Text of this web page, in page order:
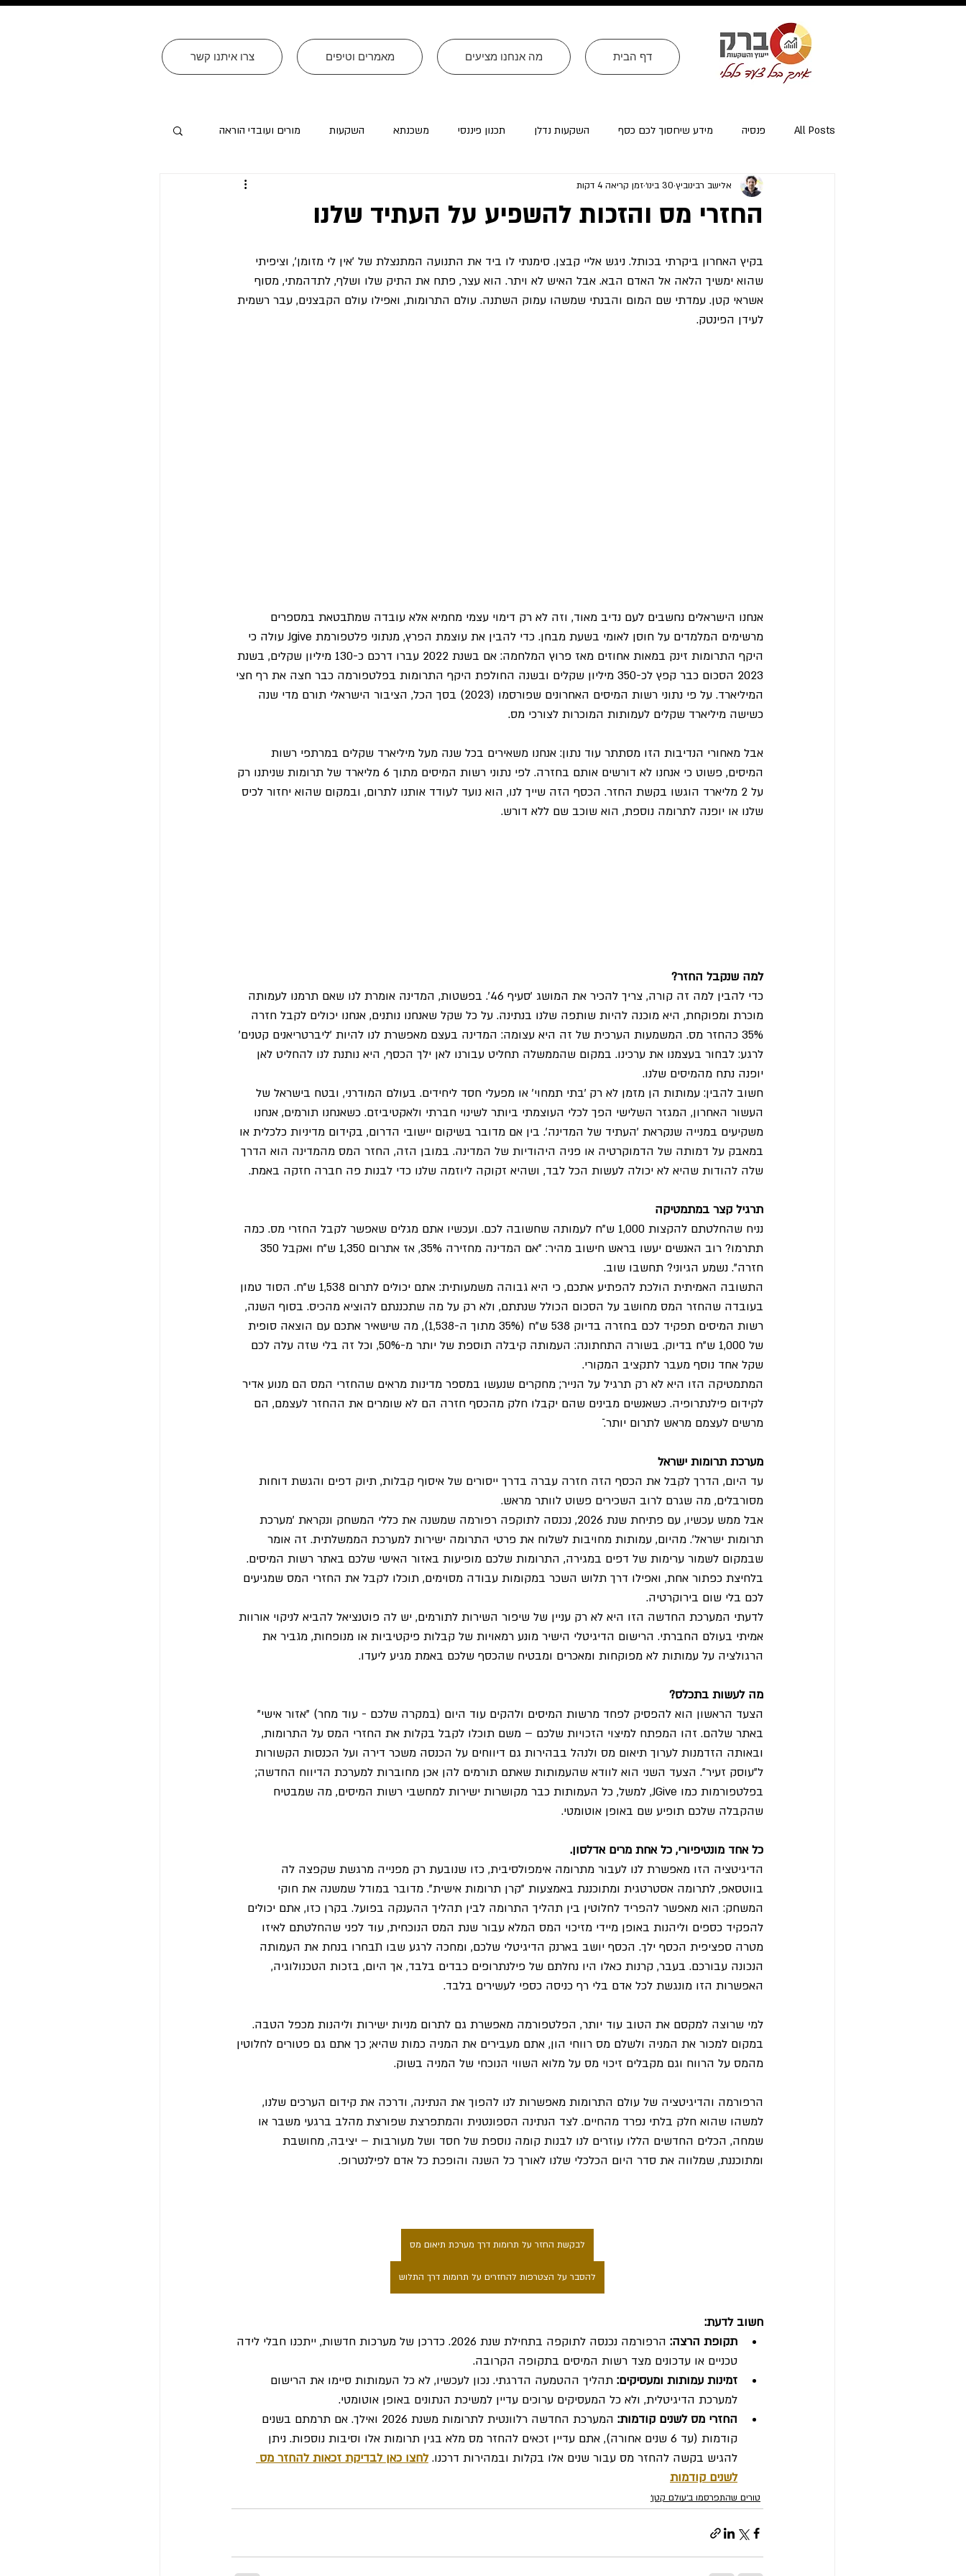
צרו איתנו קשר מאמרים וטיפים מה אנחנו מציעים דף הבית
All Posts פנסיה מידע שיחסוך לכם כסף השקעות נדלן תכנון פיננסי משכנתא השקעות מורים ועובדי הוראה
ייעוץ פרישה ומיסוי פרישה אזרחי ארה״ב עסקים
החזרי מס והזכות להשפיע על העתיד שלנו
אלישב רבינוביץ 30 בינו׳ זמן קריאה 4 דקות
בקיץ האחרון ביקרתי בכותל. ניגש אליי קבצן. סימנתי לו ביד את התנועה המתנצלת של 'אין לי מזומן', וציפיתי
שהוא ימשיך הלאה אל האדם הבא. אבל האיש לא ויתר. הוא עצר, פתח את התיק שלו ושלף, לתדהמתי, מסוף
אשראי קטן. עמדתי שם המום והבנתי שמשהו עמוק השתנה. עולם התרומות, ואפילו עולם הקבצנים, עבר רשמית
לעידן הפינטק.
אנחנו הישראלים נחשבים לעם נדיב מאוד, וזה לא רק דימוי עצמי מחמיא אלא עובדה שמתבטאת במספרים
מרשימים המלמדים על חוסן לאומי בשעת מבחן. כדי להבין את עוצמת הפרץ, מנתוני פלטפורמת Jgive עולה כי
היקף התרומות זינק במאות אחוזים מאז פרוץ המלחמה: אם בשנת 2022 עברו דרכם כ-130 מיליון שקלים, בשנת
2023 הסכום כבר קפץ לכ-350 מיליון שקלים ובשנה החולפת היקף התרומות בפלטפורמה כבר חצה את רף חצי
המיליארד. על פי נתוני רשות המיסים האחרונים שפורסמו (2023) בסך הכל, הציבור הישראלי תורם מדי שנה
כשישה מיליארד שקלים לעמותות המוכרות לצורכי מס.
אבל מאחורי הנדיבות הזו מסתתר עוד נתון: אנחנו משאירים בכל שנה מעל מיליארד שקלים במרתפי רשות
המיסים, פשוט כי אנחנו לא דורשים אותם בחזרה. לפי נתוני רשות המיסים מתוך 6 מליארד של תרומות שניתנו רק
על 2 מליארד הוגשו בקשת החזר. הכסף הזה שייך לנו, הוא נועד לעודד אותנו לתרום, ובמקום שהוא יחזור לכיס
שלנו או יופנה לתרומה נוספת, הוא שוכב שם ללא דורש.
למה שנקבל החזר?
כדי להבין למה זה קורה, צריך להכיר את המושג 'סעיף 46'. בפשטות, המדינה אומרת לנו שאם תרמנו לעמותה
מוכרת ומפוקחת, היא מוכנה להיות שותפה שלנו בנתינה. על כל שקל שאנחנו נותנים, אנחנו יכולים לקבל חזרה
35% כהחזר מס. המשמעות הערכית של זה היא עצומה: המדינה בעצם מאפשרת לנו להיות ׳ליברטריאנים קטנים׳
לרגע: לבחור בעצמנו את ערכינו. במקום שהממשלה תחליט עבורנו לאן ילך הכסף, היא נותנת לנו להחליט לאן
יופנה נתח מהמיסים שלנו.
חשוב להבין: עמותות הן מזמן לא רק 'בתי תמחוי' או מפעלי חסד ליחידים. בעולם המודרני, ובטח בישראל של
העשור האחרון, המגזר השלישי הפך לכלי העוצמתי ביותר לשינוי חברתי ולאקטיביזם. כשאנחנו תורמים, אנחנו
משקיעים במנייה שנקראת 'העתיד של המדינה'. בין אם מדובר בשיקום יישובי הדרום, בקידום מדיניות כלכלית או
במאבק על דמותה של הדמוקרטיה או פניה היהודיות של המדינה. במובן הזה, החזר המס מהמדינה הוא הדרך
שלה להודות שהיא לא יכולה לעשות הכל לבד, ושהיא זקוקה ליוזמה שלנו כדי לבנות פה חברה חזקה באמת.
תרגיל קצר במתמטיקה
נניח שהחלטתם להקצות 1,000 ש"ח לעמותה שחשובה לכם. ועכשיו אתם מגלים שאפשר לקבל החזרי מס. כמה
חזרה". נשמע הגיוני? תחשבו שוב.
התשובה האמיתית הולכת להפתיע אתכם, כי היא גבוהה משמעותית: אתם יכולים לתרום 1,538 ש"ח. הסוד טמון
בעובדה שהחזר המס מחושב על הסכום הכולל שנתתם, ולא רק על מה שתכננתם להוציא מהכיס. בסוף השנה,
רשות המיסים תפקיד לכם בחזרה בדיוק 538 ש"ח (35% מתוך ה-1,538), מה שישאיר אתכם עם הוצאה סופית
של 1,000 ש"ח בדיוק. בשורה התחתונה: העמותה קיבלה תוספת של יותר מ-50%, וכל זה בלי שזה עלה לכם
שקל אחד נוסף מעבר לתקציב המקורי.
המתמטיקה הזו היא לא רק תרגיל על הנייר; מחקרים שנעשו במספר מדינות מראים שהחזרי המס הם מנוע אדיר
לקידום פילנתרופיה. כשאנשים מבינים שהם יקבלו חלק מהכסף חזרה הם לא שומרים את ההחזר לעצמם, הם
מרשים לעצמם מראש לתרום יותר. ֿ
מערכת תרומות ישראל
עד היום, הדרך לקבל את הכסף הזה חזרה עברה בדרך ייסורים של איסוף קבלות, תיוק דפים והגשת דוחות
מסורבלים, מה שגרם לרוב השכירים פשוט לוותר מראש.
אבל ממש עכשיו, עם פתיחת שנת 2026, נכנסה לתוקפה רפורמה שמשנה את כללי המשחק ונקראת 'מערכת
תרומות ישראל'. מהיום, עמותות מחויבות לשלוח את פרטי התרומה ישירות למערכת הממשלתית. זה אומר
שבמקום לשמור ערימות של דפים במגירה, התרומות שלכם מופיעות באזור האישי שלכם באתר רשות המיסים.
בלחיצת כפתור אחת, ואפילו דרך תלוש השכר במקומות עבודה מסוימים, תוכלו לקבל את החזרי המס שמגיעים
לכם בלי שום בירוקרטיה.
לדעתי המערכת החדשה הזו היא לא רק עניין של שיפור השירות לתורמים, יש לה פוטנציאל להביא לניקוי אורוות
אמיתי בעולם החברתי. הרישום הדיגיטלי הישיר מונע רמאויות של קבלות פיקטיביות או מנופחות, מגביר את
הרגולציה על עמותות לא מפוקחות ומאכרים ומבטיח שהכסף שלכם באמת מגיע ליעדו.
מה לעשות בתכלס?
הצעד הראשון הוא להפסיק לפחד מרשות המיסים ולהקים עוד היום (במקרה שלכם - עוד מחר) "אזור אישי"
באתר שלהם. זהו המפתח למיצוי הזכויות שלכם – משם תוכלו לקבל בקלות את החזרי המס על התרומות,
ובאותה הזדמנות לערוך תיאום מס ולנהל בבהירות גם דיווחים על הכנסה משכר דירה ועל הכנסות הקשורות
ל"עוסק זעיר". הצעד השני הוא לוודא שהעמותות שאתם תורמים להן אכן מחוברות למערכת הדיווח החדשה;
בפלטפורמות כמו JGive, למשל, כל העמותות כבר מקושרות ישירות למחשבי רשות המיסים, מה שמבטיח
שהקבלה שלכם תופיע שם באופן אוטומטי.
כל אחד מונטיפיורי, כל אחת מרים אדלסון.
הדיגיטציה הזו מאפשרת לנו לעבור מתרומה אימפולסיבית, כזו שנובעת רק מפנייה מרגשת שקפצה לה
בווטסאפ, לתרומה אסטרטגית ומתוכננת באמצעות "קרן תרומות אישית". מדובר במודל שמשנה את חוקי
המשחק: הוא מאפשר להפריד לחלוטין בין תהליך התרומה לבין תהליך ההענקה בפועל. בקרן כזו, אתם יכולים
להפקיד כספים וליהנות באופן מיידי מזיכוי המס המלא עבור שנת המס הנוכחית, עוד לפני שהחלטתם לאיזו
מטרה ספציפית הכסף ילך. הכסף יושב בארנק הדיגיטלי שלכם, ומחכה לרגע שבו תבחרו בנחת את העמותה
הנכונה עבורכם. בעבר, קרנות כאלו היו נחלתם של פילנתרופים כבדים בלבד, אך היום, בזכות הטכנולוגיה,
האפשרות הזו מונגשת לכל אדם בלי רף כניסה כספי לעשירים בלבד.
למי שרוצה למקסם את הטוב עוד יותר, הפלטפורמה מאפשרת גם לתרום מניות ישירות וליהנות מכפל הטבה.
במקום למכור את המניה ולשלם מס רווחי הון, אתם מעבירים את המניה כמות שהיא; כך אתם גם פטורים לחלוטין
מהמס על הרווח וגם מקבלים זיכוי מס על מלוא השווי הנוכחי של המניה בשוק.
הרפורמה והדיגיטציה של עולם התרומות מאפשרות לנו להפוך את הנתינה, ודרכה את קידום הערכים שלנו,
למשהו שהוא חלק בלתי נפרד מהחיים. לצד הנתינה הספונטנית והמתפרצת שפורצת מהלב ברגעי משבר או
שמחה, הכלים החדשים הללו עוזרים לנו לבנות קומה נוספת של חסד ושל מעורבות – יציבה, מחושבת
ומתוכננת, שמלווה את סדר היום הכלכלי שלנו לאורך כל השנה והופכת כל אדם לפילנטרופ.
לבקשת החזר על תרומות דרך מערכת תיאום מס
להסבר על הצטרפות להחזרים על תרומות דרך התלוש
חשוב לדעת:
תקופת הרצה:
הרפורמה נכנסה לתוקפה בתחילת שנת 2026. כדרכן של מערכות חדשות, ייתכנו חבלי לידה
טכניים או עדכונים מצד רשות המיסים בתקופה הקרובה.
זמינות עמותות ומעסיקים: תהליך ההטמעה הדרגתי. נכון לעכשיו, לא כל העמותות סיימו את הרישום
למערכת הדיגיטלית, ולא כל המעסיקים ערוכים עדיין למשיכת הנתונים באופן אוטומטי.
החזרי מס לשנים קודמות:
המערכת החדשה רלוונטית לתרומות משנת 2026 ואילך. אם תרמתם בשנים
קודמות (עד 6 שנים אחורה), אתם עדיין זכאים להחזר מס מלא בגין תרומות אלו וסיבות נוספות. ניתן
להגיש בקשה להחזר מס עבור שנים אלו בקלות ובמהירות דרכנו. לחצו כאן לבדיקת זכאות להחזר מס
לשנים קודמות
טורים שהתפרסמו ב׳עולם קטן׳